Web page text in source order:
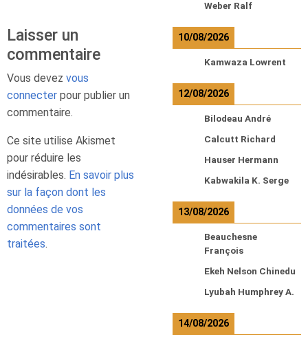
Laisser un
commentaire
Vous devez vous
connecter pour publier un
commentaire.
Ce site utilise Akismet
pour réduire les
indésirables. En savoir plus
sur la façon dont les
données de vos
commentaires sont
traitées.
Weber Ralf
10/08/2026
Kamwaza Lowrent
12/08/2026
Bilodeau André
Calcutt Richard
Hauser Hermann
Kabwakila K. Serge
13/08/2026
Beauchesne
François
Ekeh Nelson Chinedu
Lyubah Humphrey A.
14/08/2026